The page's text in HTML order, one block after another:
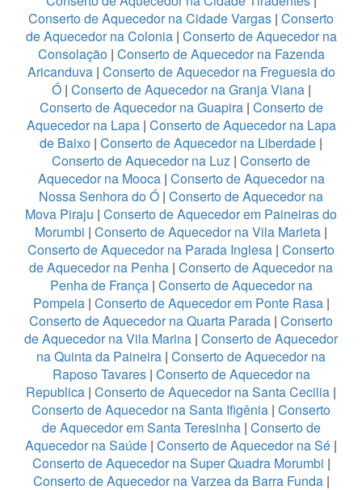
Conserto de Aquecedor na Cidade Vargas | Conserto
de Aquecedor na Colonia| Conserto de Aquecedor na
Consolação | Conserto de Aquecedor na Fazenda
Aricanduva| Conserto de Aquecedor na Freguesia do
Ó| Conserto de Aquecedor na Granja Viana|
Conserto de Aquecedor na Guapira| Conserto de
Aquecedor na Lapa| Conserto de Aquecedor na Lapa
de Baixo | Conserto de Aquecedor na Liberdade |
Conserto de Aquecedor na Luz | Conserto de
Aquecedor na Mooca| Conserto de Aquecedor na
Nossa Senhora do Ó | Conserto de Aquecedor na
Mova Piraju | Conserto de Aquecedor em Paineiras do
Morumbi | Conserto de Aquecedor na Vila Marieta |
Conserto de Aquecedor na Parada Inglesa | Conserto
de Aquecedor na Penha | Conserto de Aquecedor na
Penha de França | Conserto de Aquecedor na
Pompeia| Conserto de Aquecedor em Ponte Rasa|
Conserto de Aquecedor na Quarta Parada | Conserto
de Aquecedor na Vila Marina | Conserto de Aquecedor
na Quinta da Paineira | Conserto de Aquecedor na
Raposo Tavares| Conserto de Aquecedor na
Republica | Conserto de Aquecedor na Santa Cecilia |
Conserto de Aquecedor na Santa Ifigênia | Conserto
de Aquecedor em Santa Teresinha| Conserto de
Aquecedor na Saúde | Conserto de Aquecedor na Sé |
Conserto de Aquecedor na Super Quadra Morumbi |
Conserto de Aquecedor na Varzea da Barra Funda|